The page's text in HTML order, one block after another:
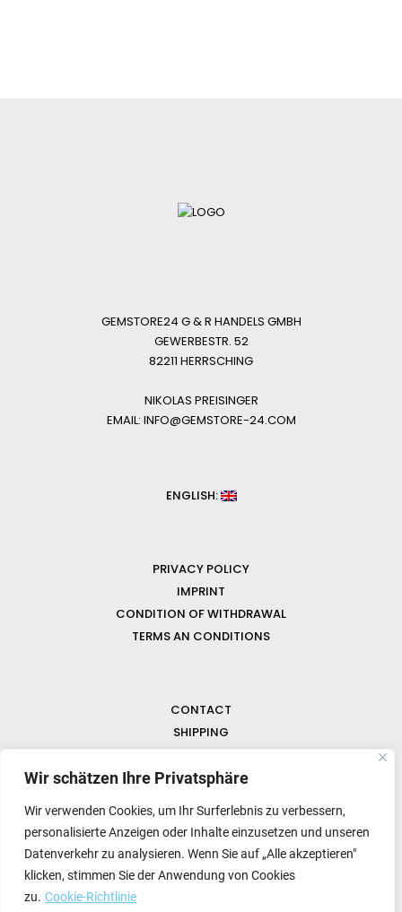
Wir schätzen Ihre Privatsphäre
Wir verwenden Cookies, um Ihr Surferlebnis zu verbessern,
personalisierte Anzeigen oder Inhalte einzusetzen und unseren
Datenverkehr zu analysieren. Wenn Sie auf „Alle akzeptieren"
klicken, stimmen Sie der Anwendung von Cookies
zu. Cookie-Richtlinie
GEMSTORE24 G & R HANDELS GMBH
GEWERBESTR. 52
82211 HERRSCHING
NIKOLAS PREISINGER
EMAIL: INFO@GEMSTORE-24.COM
ENGLISH:
PRIVACY POLICY
IMPRINT
CONDITION OF WITHDRAWAL
TERMS AN CONDITIONS
CONTACT
SHIPPING
FAQ
NEWS & GEMSTONES